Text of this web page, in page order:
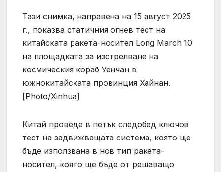
Тази снимка, направена на 15 август 2025
г., показва статичния огнев тест на
китайската ракета-носител Long March 10
на площадката за изстрелване на
космическия кораб Уенчан в
южнокитайската провинция Хайнан.
[Photo/Xinhua]
Китай проведе в петък следобед ключов
тест на задвижващата система, която ще
бъде използвана в нов тип ракета-
носител, която ще бъде от решаващо